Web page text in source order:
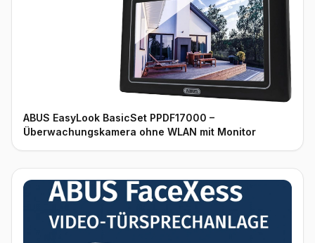
ABUS EasyLook BasicSet PPDF17000 –
Überwachungskamera ohne WLAN mit Monitor